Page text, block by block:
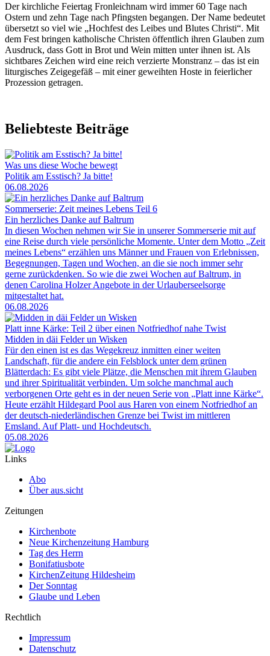
Der kirchliche Feiertag Fronleichnam wird immer 60 Tage nach
Ostern und zehn Tage nach Pfingsten begangen. Der Name bedeutet
übersetzt so viel wie „Hochfest des Leibes und Blutes Christi“. Mit
dem Fest bringen katholische Christen öffentlich ihren Glauben zum
Ausdruck, dass Gott in Brot und Wein mitten unter ihnen ist. Als
sichtbares Zeichen wird eine reich verzierte Monstranz – das ist ein
liturgisches Zeigegefäß – mit einer geweihten Hoste in feierlicher
Prozession getragen.
Beliebteste Beiträge
Was uns diese Woche bewegt
Politik am Esstisch? Ja bitte!
06.08.2026
Sommerserie: Zeit meines Lebens Teil 6
Ein herzliches Danke auf Baltrum
In diesen Wochen nehmen wir Sie in unserer Sommerserie mit auf
eine Reise durch viele persönliche Momente. Unter dem Motto „Zeit
meines Lebens“ erzählen uns Männer und Frauen von Erlebnissen,
Begegnungen, Tagen und Wochen, an die sie noch immer sehr
gerne zurückdenken. So wie die zwei Wochen auf Baltrum, in
denen Carolina Holzer Angebote in der Urlauberseelsorge
mitgestaltet hat.
06.08.2026
Platt inne Kärke: Teil 2 über einen Notfriedhof nahe Twist
Midden in däi Felder un Wisken
Für den einen ist es das Wegekreuz inmitten einer weiten
Landschaft, für die andere ein Felsblock unter dem grünen
Blätterdach: Es gibt viele Plätze, die Menschen mit ihrem Glauben
und ihrer Spiritualität verbinden. Um solche manchmal auch
verborgenen Orte geht es in der neuen Serie von „Platt inne Kärke“.
Heute erzählt Hildegard Pool aus Haren von einem Notfriedhof an
der deutsch-niederländischen Grenze bei Twist im mittleren
Emsland. Auf Platt- und Hochdeutsch.
05.08.2026
Links
Abo
Über aus.sicht
Zeitungen
Kirchenbote
Neue Kirchenzeitung Hamburg
Tag des Herrn
Bonifatiusbote
KirchenZeitung Hildesheim
Der Sonntag
Glaube und Leben
Rechtlich
Impressum
Datenschutz